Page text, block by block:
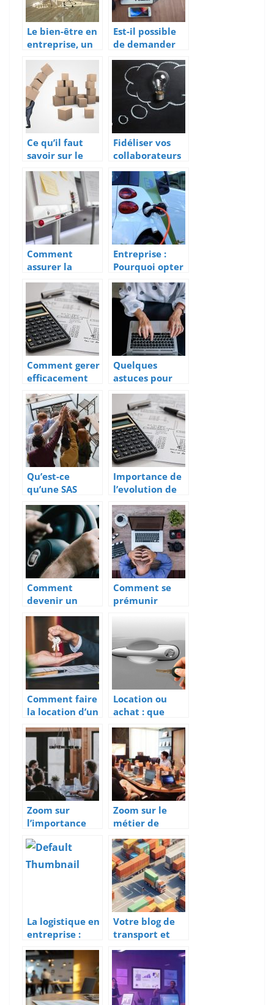
Le bien-être en
entreprise, un
essentiel
Est-il possible
de demander
un prêt
bancaire pour
création
d’entreprise
sans apport ?
Ce qu’il faut
savoir sur le
portage salarial
Fidéliser vos
collaborateurs
autant que vos
clients: quelle
importance?
Comment
assurer la
réussite d’un
événement au
sein d’une
entreprise ?
Entreprise :
Pourquoi opter
pour les
voitures
électriques ?
Comment gerer
efficacement
son patrimoine
?
Quelques
astuces pour
trouver une
domiciliation
d’auto
entrepreneur
Qu’est-ce
qu’une SAS
(societe par
action
simplifiee) ?
Importance de
l’evolution de
la comptabilite
pour une
entreprise
Comment
devenir un
transporteur
professionnel ?
Comment se
prémunir
connectés en
entreprise ?
Comment faire
la location d’un
bureau ?
Location ou
achat : que
choisir pour sa
flotte de
vehicules ?
Zoom sur
l’importance
du manager de
transition dans
une entreprise
Zoom sur le
métier de
manager
d’équipe
relation client
à distance
La logistique en
entreprise :
rôle,
importance et
gestion des
risques dans la
chaîne
Votre blog de
transport et
logistique : 5
innovantes
pour optimiser
votre chaîne